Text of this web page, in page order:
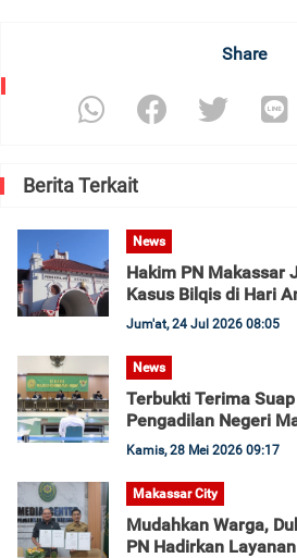
Share
Berita Terkait
News
Hakim PN Makassar
Kasus Bilqis di Hari
Jum'at, 24 Jul 2026 08:05
News
Terbukti Terima
Pengadilan Negeri
Kamis, 28 Mei 2026 09:17
Makassar City
Mudahkan Warga,
PN Hadirkan